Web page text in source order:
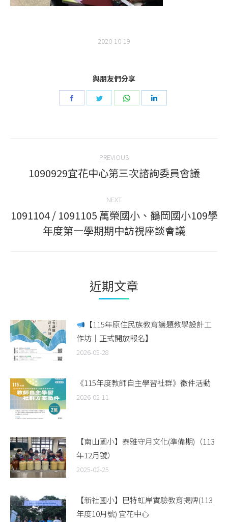
2020-10-19
與朋友們分享
Share
Share
Share
navigation
PREVIOUS
Previous
1090929宜花中心第三次諮詢委員會議
NEXT
Next
post:
1091104 / 1091105 萬榮國小、鶴岡國小109學
年度第一學期期中訪視座談會議
近期文章
【115年原住民族教育議題教學設計工
作坊｜正式開放報名】
2026-05-28
《115年度教師自主學習社群》徵件活動
2026-02-11
【南山國小】泰雅守月文化(準備期)（113
年12月號）
2025-02-25
【新社國小】巴特虹岸實驗教育揭牌(113
年度10月號) 宜花中心